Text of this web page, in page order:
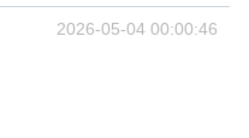
2026-05-04 00:00:46